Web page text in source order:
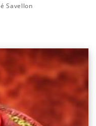
Savellon